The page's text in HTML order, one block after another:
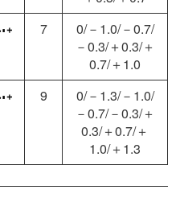
7
0/－1.0/－0.7/
－0.3/＋0.3/＋
0.7/＋1.0
9
0/－1.3/－1.0/
－0.7/－0.3/＋
0.3/＋0.7/＋
1.0/＋1.3